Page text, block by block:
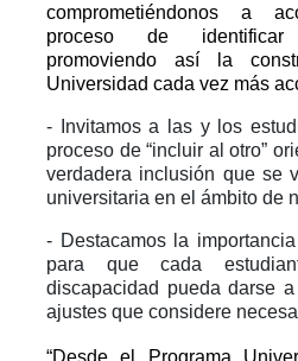
comprometiéndonos a
proceso de identificar
promoviendo así la
Universidad cada vez más
- Invitamos a las y los
proceso de “incluir al otro”
verdadera inclusión que se
universitaria en el ámbito de
- Destacamos la
para que cada
discapacidad pueda darse
ajustes que considere
“Desde el Programa